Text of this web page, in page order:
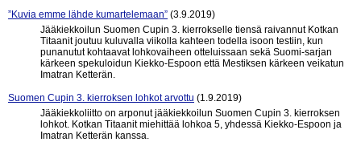
”Kuvia emme lähde kumartelemaan” (3.9.2019)
Jääkiekkoilun Suomen Cupin 3. kierrokselle tiensä raivannut Kotkan
Titaanit joutuu kuluvalla viikolla kahteen todella isoon testiin, kun
punanutut kohtaavat lohkovaiheen otteluissaan sekä Suomi-sarjan
kärkeen spekuloidun Kiekko-Espoon että Mestiksen kärkeen veikatun
Imatran Ketterän.
Suomen Cupin 3. kierroksen lohkot arvottu (1.9.2019)
Jääkiekkoliitto on arponut jääkiekkoilun Suomen Cupin 3. kierroksen
lohkot. Kotkan Titaanit miehittää lohkoa 5, yhdessä Kiekko-Espoon ja
Imatran Ketterän kanssa.